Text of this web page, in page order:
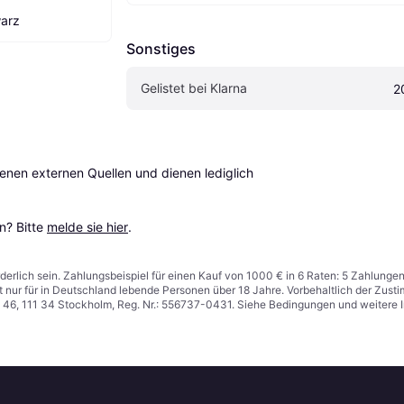
Sonstiges
Gelistet bei Klarna
externen Quellen und dienen lediglich
Bitte melde sie hier.
sein. Zahlungsbeispiel für einen Kauf von 1000 € in 6 Raten: 5
für in Deutschland lebende Personen über 18 Jahre. Vorbehaltlich der
111 34 Stockholm, Reg. Nr.: 556737-0431. Siehe Bedingungen und